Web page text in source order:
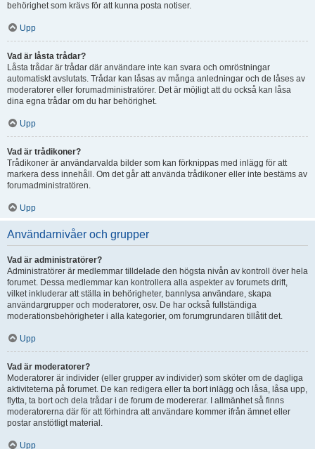
behörighet som krävs för att kunna posta notiser.
Upp
Vad är låsta trådar?
Låsta trådar är trådar där användare inte kan svara och omröstningar
automatiskt avslutats. Trådar kan låsas av många anledningar och de låses av
moderatorer eller forumadministratörer. Det är möjligt att du också kan låsa
dina egna trådar om du har behörighet.
Upp
Vad är trådikoner?
Trådikoner är användarvalda bilder som kan förknippas med inlägg för att
markera dess innehåll. Om det går att använda trådikoner eller inte bestäms av
forumadministratören.
Upp
Användarnivåer och grupper
Vad är administratörer?
Administratörer är medlemmar tilldelade den högsta nivån av kontroll över hela
forumet. Dessa medlemmar kan kontrollera alla aspekter av forumets drift,
vilket inkluderar att ställa in behörigheter, bannlysa användare, skapa
användargrupper och moderatorer, osv. De har också fullständiga
moderationsbehörigheter i alla kategorier, om forumgrundaren tillåtit det.
Upp
Vad är moderatorer?
Moderatorer är individer (eller grupper av individer) som sköter om de dagliga
aktiviteterna på forumet. De kan redigera eller ta bort inlägg och låsa, låsa upp,
flytta, ta bort och dela trådar i de forum de modererar. I allmänhet så finns
moderatorerna där för att förhindra att användare kommer ifrån ämnet eller
postar anstötligt material.
Upp